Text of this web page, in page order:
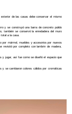
de las casas debe conservar el mismo
y se construyó una barra de concreto pulido
también se conservó la enredadera del muro
a la casa.
por mármol, muebles y accesorios por nuevos
revistió por completo con lambrin de madera,
y jugar, así fue como se diseñó el espacio que
y se cambiaron colores cálidos por cromáticas